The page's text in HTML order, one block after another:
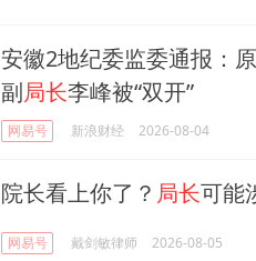
安徽2地纪委监委通报：
副局长李峰被“双开”
网易号 新浪财经 2026-08-04
院长看上你了？ 局长可能
网易号 戴剑敏律师 2026-08-05